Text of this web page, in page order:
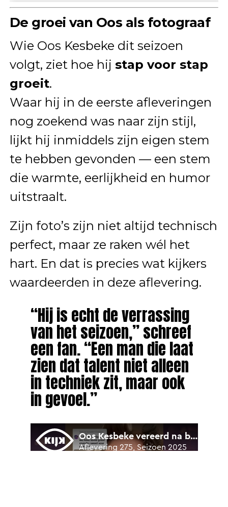
De groei van Oos als fotograaf
Wie Oos Kesbeke dit seizoen
volgt, ziet hoe hij stap voor stap
groeit.
Waar hij in de eerste afleveringen
nog zoekend was naar zijn stijl,
lijkt hij inmiddels zijn eigen stem
te hebben gevonden — een stem
die warmte, eerlijkheid en humor
uitstraalt.
Zijn foto’s zijn niet altijd technisch
perfect, maar ze raken wél het
hart. En dat is precies wat kijkers
waardeerden in deze aflevering.
“Hij is echt de verrassing
van het seizoen,” schreef
een fan. “Een man die laat
zien dat talent niet alleen
in techniek zit, maar ook
in gevoel.”